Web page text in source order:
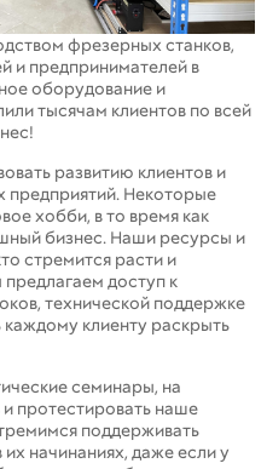
фрезерных станков,
и предпринимателей в
оборудование и
тысячам клиентов по всей
развитию клиентов и
предприятий. Некоторые
хобби, в то время как
бизнес. Наши ресурсы и
стремится расти и
доступ к
технической поддержке
клиенту раскрыть
семинары, на
протестировать наше
поддерживать
начинаниях, даже если у